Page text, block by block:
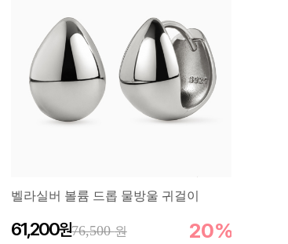
벨라실버 볼륨 드롭 물방울 귀걸이
76,500
61,200 20%